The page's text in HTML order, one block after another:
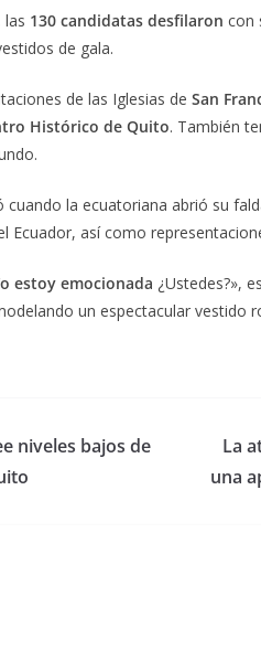
las 130 candidatas desfilaron con
de gala.
de las Iglesias de San
Histórico de Quito. También
cuando la ecuatoriana abrió su
Ecuador, así como
estoy emocionada ¿Ustedes?»,
un espectacular vestido
niveles bajos de
La
una